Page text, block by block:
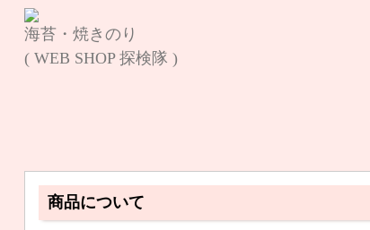
海苔・焼きのり
( WEB SHOP 探検隊 )
商品について